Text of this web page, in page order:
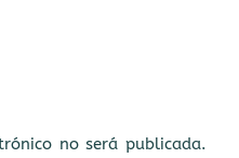
no será publicada.